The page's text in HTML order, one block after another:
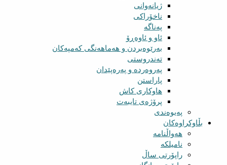
ژیانەوانی
ناخۆراکی
پەناگە
ئاو و ئاوەڕۆ
بەرێوەبردن و هەماهەنگی کەمپەکان
تەندروستی
پەروەردە و پەرەپێدان
پاراستن
هاوکاری کاش
پرۆژەی تایبەت
پەیوەندی
بڵاوکراوەکان
هەواڵنامە
نامیلکە
راپۆرتی ساڵ